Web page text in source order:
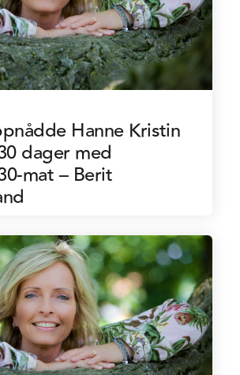
Hanne Kristin
dager med
mat – Berit